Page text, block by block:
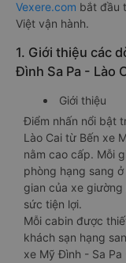
Vexere.com bắt đầu
Việt vận hành.
1. Giới thiệu các
Đình Sa Pa - Lào
Giới thiệu
Điểm nhấn nổi bật
Lào Cai từ Bến xe
nằm cao cấp. Mỗi
phòng hạng sang
gian của xe
sức tiện lợi.
Mỗi cabin được
khách sạn hạng
xe Mỹ Đình - Sa